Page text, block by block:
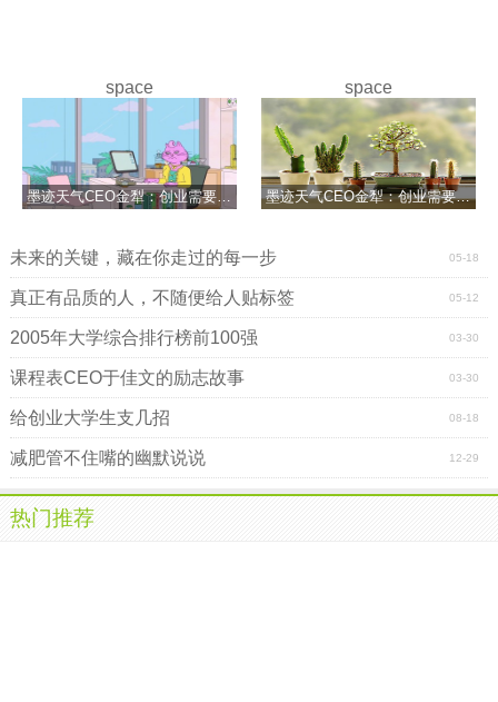
space
墨迹天气CEO金犁：创业需要坚持
space
墨迹天气CEO金犁：创业需要坚持
05-18
未来的关键，藏在你走过的每一步
05-12
真正有品质的人，不随便给人贴标签
03-30
2005年大学综合排行榜前100强
03-30
课程表CEO于佳文的励志故事
08-18
给创业大学生支几招
12-29
减肥管不住嘴的幽默说说
热门推荐